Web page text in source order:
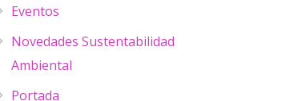
Eventos
Novedades Sustentabilidad
Ambiental
Portada